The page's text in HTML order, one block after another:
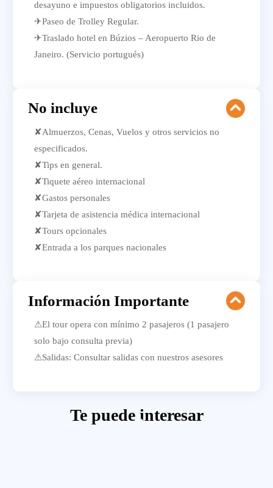
desayuno e impuestos obligatorios incluidos.
✈Paseo de Trolley Regular.
✈Traslado hotel en Búzios – Aeropuerto Rio de
Janeiro. (Servicio portugués)
No incluye
✘Almuerzos, Cenas, Vuelos y otros servicios no
especificados.
✘Tips en general.
✘Tiquete aéreo internacional
✘Gastos personales
✘Tarjeta de asistencia médica internacional
✘Tours opcionales
✘Entrada a los parques nacionales
Información Importante
⚠El tour opera con mínimo 2 pasajeros (1 pasajero
solo bajo consulta previa)
⚠Salidas: Consultar salidas con nuestros asesores
Te puede interesar